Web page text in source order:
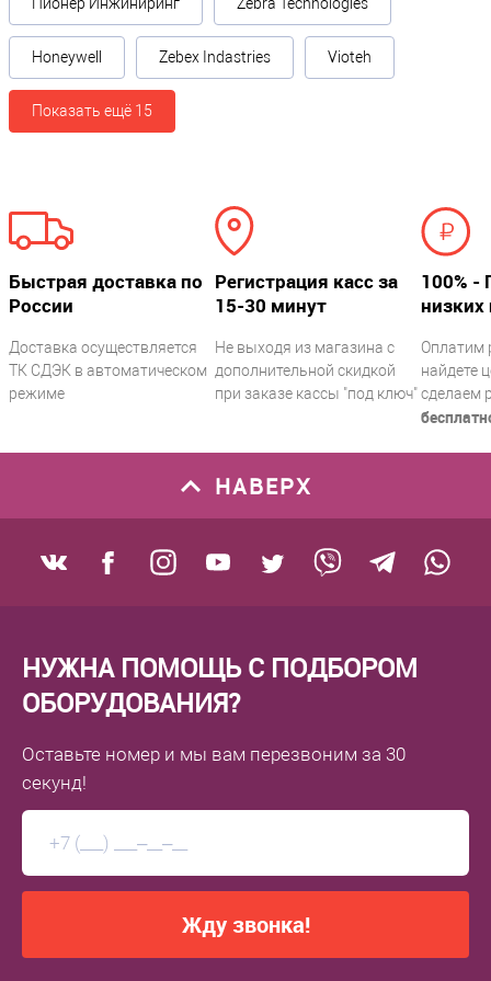
Пионер Инжиниринг Zebra Technologies
Honeywell Zebex Indastries Vioteh
Показать ещё 15
Быстрая доставка по
России
Доставка осуществляется
ТК СДЭК в автоматическом
режиме
Регистрация касс за
15-30 минут
Не выходя из магазина с
дополнительной скидкой
при заказе кассы "под ключ"
100% -
низких
Оплатим
найдете
сделаем
НАВЕРХ
НУЖНА ПОМОЩЬ С ПОДБОРОМ
ОБОРУДОВАНИЯ?
Оставьте номер и мы вам перезвоним за 30
секунд!
Жду звонка!